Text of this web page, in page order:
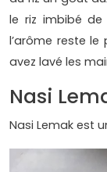
le riz imbibé
l’arôme reste
avez lavé les
Nasi
Nasi Lemak est